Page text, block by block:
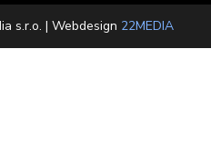
s.r.o. | Webdesign 22MEDIA